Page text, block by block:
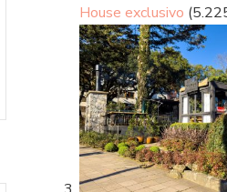
House exclusivo